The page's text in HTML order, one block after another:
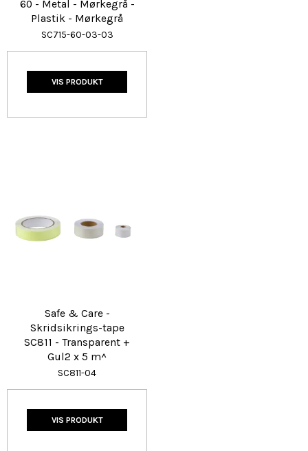
60 - Metal - Mørkegrå -
Plastik - Mørkegrå
SC715-60-03-03
VIS PRODUKT
Safe & Care -
Skridsikrings-tape
SC811 - Transparent +
Gul2 x 5 m^
SC811-04
VIS PRODUKT